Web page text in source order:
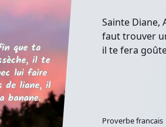
Sainte Diane,
faut trouver
il te fera
Proverbe francais